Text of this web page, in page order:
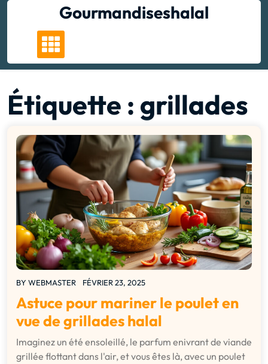
Gourmandiseshalal
Étiquette : grillades
BY WEBMASTER FÉVRIER 23, 2025
Astuce pour mariner le poulet en
vue de grillades halal
Imaginez un été ensoleillé, le parfum enivrant de viande
grillée flottant dans l'air, et vous êtes là, avec un poulet